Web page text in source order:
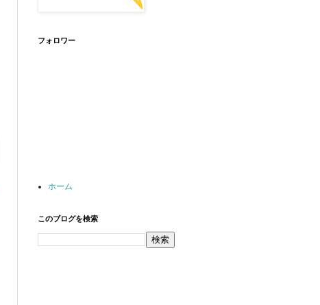
フォロワー
ホーム
このブログを検索